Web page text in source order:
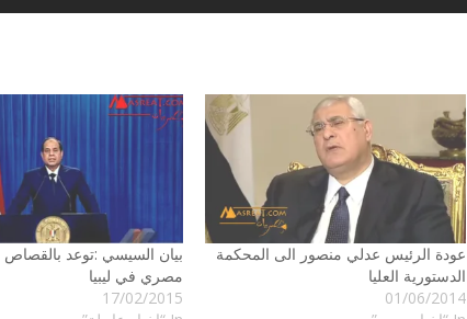
عودة الرئيس عدلي منصور الى المحكمة
الدستورية العليا
01/06/2014
مصري في ليبيا
17/02/2015